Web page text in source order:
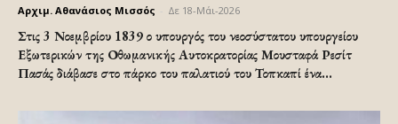
Αρχιμ. Αθανάσιος Μισσός Δε 18-Μάι-2026
Στις 3 Νοεμβρίου 1839 ο υπουργός του νεοσύστατου υπουργείου
Εξωτερικών της Οθωμανικής Αυτοκρατορίας Μουσταφά Ρεσίτ
Πασάς διάβασε στο πάρκο του παλατιού του Τοπκαπί ένα...